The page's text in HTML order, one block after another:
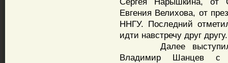
Евгения Велихова, от
ННГУ. Последний
идти навстречу друг другу.
Далее выступил
Владимир Шанцев с